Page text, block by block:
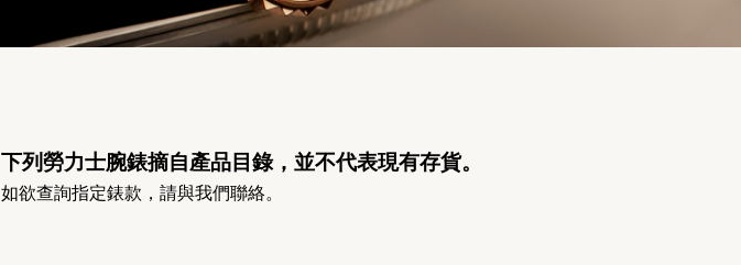
下列勞力士腕錶摘自產品目錄，並不代表現有存貨。
如欲查詢指定錶款，請與我們聯絡。